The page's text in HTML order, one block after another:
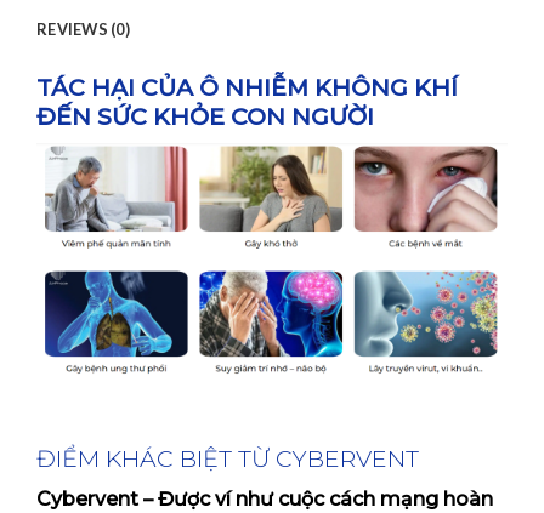
REVIEWS (0)
TÁC HẠI CỦA Ô NHIỄM KHÔNG KHÍ
ĐẾN SỨC KHỎE CON NGƯỜI
ĐIỂM KHÁC BIỆT TỪ CYBERVENT
Cybervent – Được ví như cuộc cách mạng hoàn